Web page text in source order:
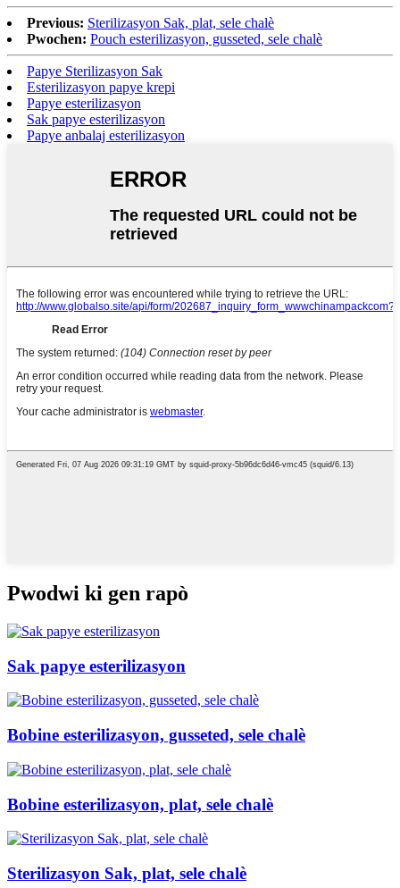
Previous: Sterilizasyon Sak, plat, sele chalè
Pwochen: Pouch esterilizasyon, gusseted, sele chalè
Papye Sterilizasyon Sak
Esterilizasyon papye krepi
Papye esterilizasyon
Sak papye esterilizasyon
Papye anbalaj esterilizasyon
Pwodwi ki gen rapò
Sak papye esterilizasyon
Bobine esterilizasyon, gusseted, sele chalè
Bobine esterilizasyon, plat, sele chalè
Sterilizasyon Sak, plat, sele chalè